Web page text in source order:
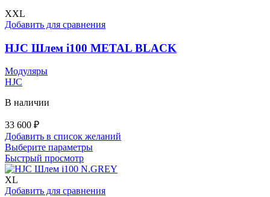
XXL
Добавить для сравнения
HJC Шлем i100 METAL BLACK
Модуляры
HJC
В наличии
33 600 ₽
Добавить в список желаний
Выберите параметрыЭтот
имеет
вариаций.
Быстрый просмотр
XL
Добавить для сравнения